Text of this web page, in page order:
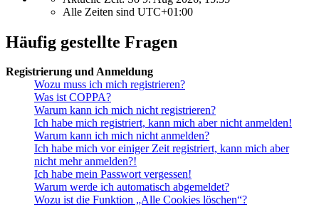
Alle Zeiten sind UTC+01:00
Häufig gestellte Fragen
Registrierung und Anmeldung
Wozu muss ich mich registrieren?
Was ist COPPA?
Warum kann ich mich nicht registrieren?
Ich habe mich registriert, kann mich aber nicht anmelden!
Warum kann ich mich nicht anmelden?
Ich habe mich vor einiger Zeit registriert, kann mich aber
nicht mehr anmelden?!
Ich habe mein Passwort vergessen!
Warum werde ich automatisch abgemeldet?
Wozu ist die Funktion „Alle Cookies löschen“?